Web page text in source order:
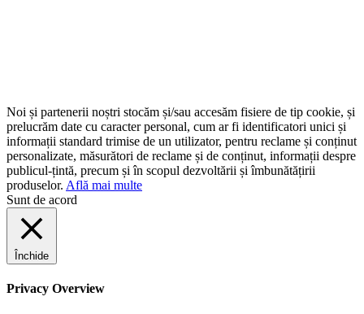
Noi și partenerii noștri stocăm și/sau accesăm fisiere de tip cookie, și
prelucrăm date cu caracter personal, cum ar fi identificatori unici și
informații standard trimise de un utilizator, pentru reclame și conținut
personalizate, măsurători de reclame și de conținut, informații despre
publicul-țintă, precum și în scopul dezvoltării și îmbunătățirii
produselor. Află mai multe
Sunt de acord
Închide
Privacy Overview